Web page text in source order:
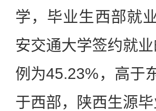
学，毕业生西部就
安交通大学签约就
例为45.23%，高于
于西部，陕西生源